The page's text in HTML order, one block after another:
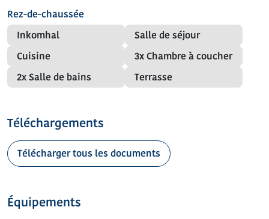
Rez-de-chaussée
Inkomhal
Salle de séjour
Cuisine
3x Chambre à coucher
2x Salle de bains
Terrasse
Téléchargements
Télécharger tous les documents
Équipements